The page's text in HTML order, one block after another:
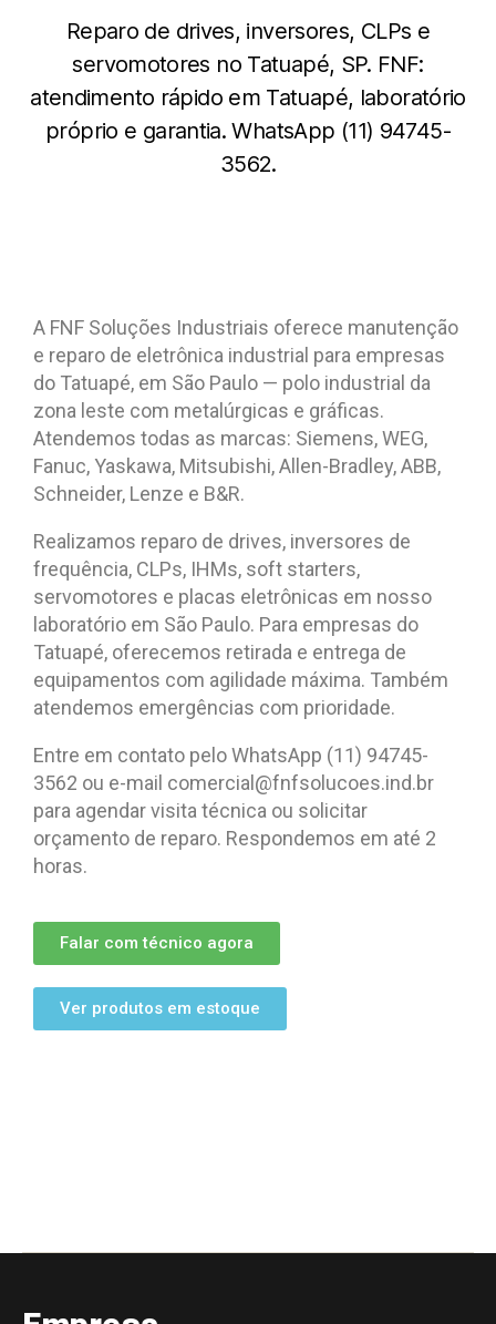
Reparo de drives, inversores, CLPs e
servomotores no Tatuapé, SP. FNF:
atendimento rápido em Tatuapé, laboratório
próprio e garantia. WhatsApp (11) 94745-
3562.
A FNF Soluções Industriais oferece manutenção
e reparo de eletrônica industrial para empresas
do Tatuapé, em São Paulo — polo industrial da
zona leste com metalúrgicas e gráficas.
Atendemos todas as marcas: Siemens, WEG,
Fanuc, Yaskawa, Mitsubishi, Allen-Bradley, ABB,
Schneider, Lenze e B&R.
Realizamos reparo de drives, inversores de
frequência, CLPs, IHMs, soft starters,
servomotores e placas eletrônicas em nosso
laboratório em São Paulo. Para empresas do
Tatuapé, oferecemos retirada e entrega de
equipamentos com agilidade máxima. Também
atendemos emergências com prioridade.
Entre em contato pelo WhatsApp (11) 94745-
3562 ou e-mail comercial@fnfsolucoes.ind.br
para agendar visita técnica ou solicitar
orçamento de reparo. Respondemos em até 2
horas.
Falar com técnico agora
Ver produtos em estoque